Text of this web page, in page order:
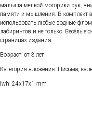
малыша мелкой моторики рук,
памяти и мышления. В комплект
использовать любые водные
лабиринтов и не только.
страницах издания.
Возраст: от 3 лет
Категория вложения: Письма,
lwh: 24x17x1 mm